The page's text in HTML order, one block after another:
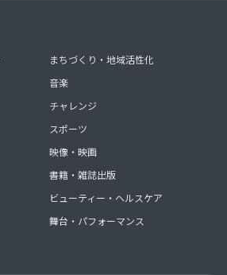
まちづくり・地域活性化
音楽
チャレンジ
スポーツ
映像・映画
書籍・雑誌出版
ビューティー・ヘルスケア
舞台・パフォーマンス